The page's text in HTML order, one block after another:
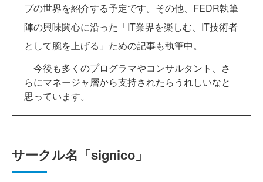
プの世界を紹介する予定です。 その他、FEDR執筆
陣の興味関心に沿った「IT業界を楽しむ、IT技術者
として腕を上げる」ための記事も執筆中。
今後も多くのプログラマやコンサルタント、さ
らにマネージャ層から支持されたらうれしいなと
思っています。
サークル名「signico」